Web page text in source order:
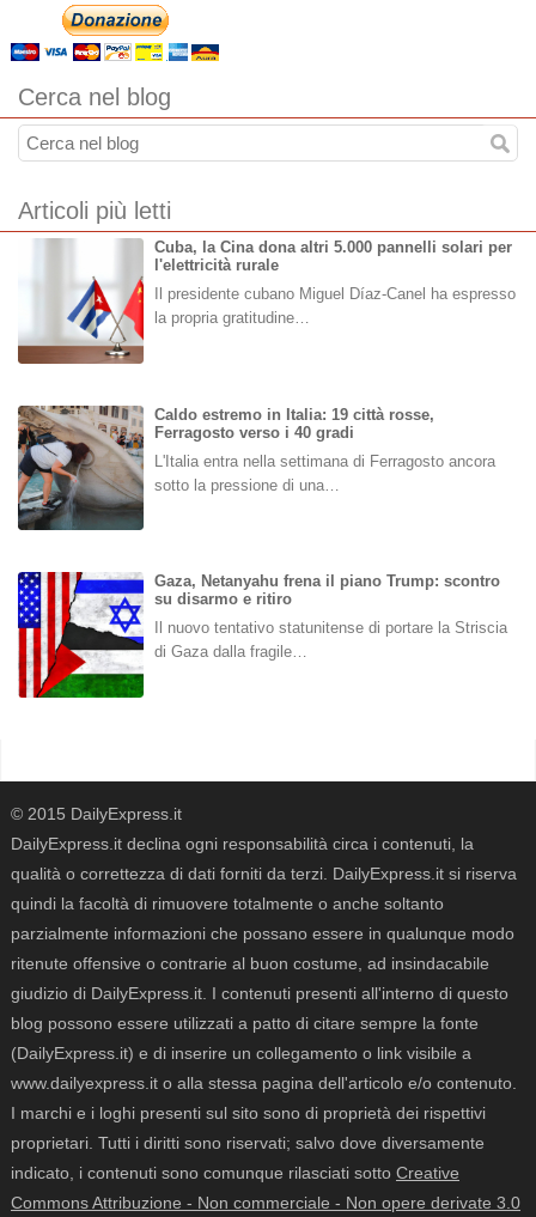
Cerca nel blog
Articoli più letti
Cuba, la Cina dona altri 5.000 pannelli solari per
l'elettricità rurale
Il presidente cubano Miguel Díaz-Canel ha espresso
la propria gratitudine…
Caldo estremo in Italia: 19 città rosse,
Ferragosto verso i 40 gradi
L'Italia entra nella settimana di Ferragosto ancora
sotto la pressione di una…
Gaza, Netanyahu frena il piano Trump: scontro
su disarmo e ritiro
Il nuovo tentativo statunitense di portare la Striscia
di Gaza dalla fragile…
© 2015 DailyExpress.it
DailyExpress.it declina ogni responsabilità circa i contenuti, la
qualità o correttezza di dati forniti da terzi. DailyExpress.it si riserva
quindi la facoltà di rimuovere totalmente o anche soltanto
parzialmente informazioni che possano essere in qualunque modo
ritenute offensive o contrarie al buon costume, ad insindacabile
giudizio di DailyExpress.it. I contenuti presenti all'interno di questo
blog possono essere utilizzati a patto di citare sempre la fonte
(DailyExpress.it) e di inserire un collegamento o link visibile a
www.dailyexpress.it o alla stessa pagina dell'articolo e/o contenuto.
I marchi e i loghi presenti sul sito sono di proprietà dei rispettivi
proprietari. Tutti i diritti sono riservati; salvo dove diversamente
indicato, i contenuti sono comunque rilasciati sotto Creative
Commons Attribuzione - Non commerciale - Non opere derivate 3.0